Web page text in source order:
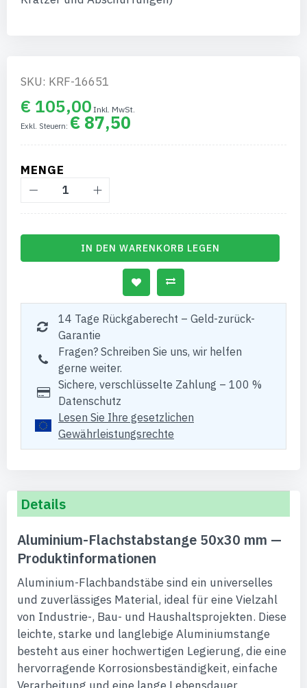
SKU: KRF-16651
€ 105,00
€ 87,50
MENGE
IN DEN WARENKORB LEGEN
14 Tage Rückgaberecht – Geld-zurück-
Garantie
Fragen? Schreiben Sie uns, wir helfen
gerne weiter.
Sichere, verschlüsselte Zahlung – 100 %
Datenschutz
Lesen Sie Ihre gesetzlichen
Gewährleistungsrechte
Details
Aluminium-Flachstabstange 50x30 mm —
Produktinformationen
Aluminium-Flachbandstäbe sind ein universelles
und zuverlässiges Material, ideal für eine Vielzahl
von Industrie-, Bau- und Haushaltsprojekten. Diese
leichte, starke und langlebige Aluminiumstange
besteht aus einer hochwertigen Legierung, die eine
hervorragende Korrosionsbeständigkeit, einfache